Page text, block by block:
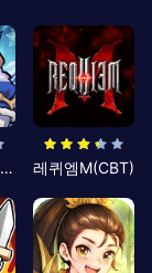
킹방치: 빵지의 제왕 레퀴엠M(CBT)